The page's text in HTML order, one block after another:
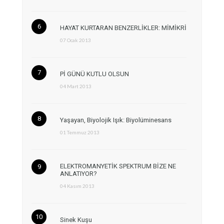
HAYAT KURTARAN BENZERLİKLER: MİMİKRİ
07 Ocak 2013
Pİ GÜNÜ KUTLU OLSUN
04 Mart 2013
Yaşayan, Biyolojik Işık: Biyolüminesans
01 Temmuz 2013
ELEKTROMANYETİK SPEKTRUM BİZE NE
ANLATIYOR?
04 Kasım 2013
Sinek Kuşu